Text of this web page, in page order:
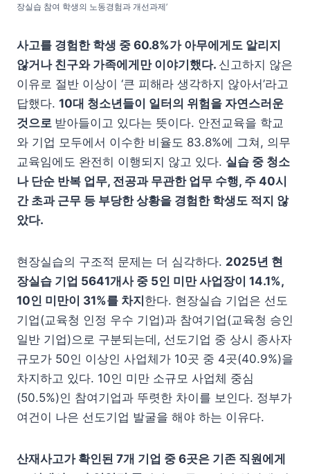
장실습 참여 학생의 노동경험과 개선과제’
사고를 경험한 학생 중 60.8%가 아무에게도 알리지
않거나 친구와 가족에게만 이야기했다. 신고하지 않은
이유로 절반 이상이 ‘큰 피해라 생각하지 않아서’라고
답했다. 10대 청소년들이 일터의 위험을 자연스러운
것으로 받아들이고 있다는 뜻이다. 안전교육을 학교
와 기업 모두에서 이수한 비율도 83.8%에 그쳐, 의무
교육임에도 완전히 이행되지 않고 있다. 실습 중 청소
나 단순 반복 업무, 전공과 무관한 업무 수행, 주 40시
간 초과 근무 등 부당한 상황을 경험한 학생도 적지 않
았다.
현장실습의 구조적 문제는 더 심각하다. 2025년 현
장실습 기업 5641개사 중 5인 미만 사업장이 14.1%,
10인 미만이 31%를 차지한다. 현장실습 기업은 선도
기업(교육청 인정 우수 기업)과 참여기업(교육청 승인
일반 기업)으로 구분되는데, 선도기업 중 상시 종사자
규모가 50인 이상인 사업체가 10곳 중 4곳(40.9%)을
차지하고 있다. 10인 미만 소규모 사업체 중심
(50.5%)인 참여기업과 뚜렷한 차이를 보인다. 정부가
여건이 나은 선도기업 발굴을 해야 하는 이유다.
산재사고가 확인된 7개 기업 중 6곳은 기존 직원에게